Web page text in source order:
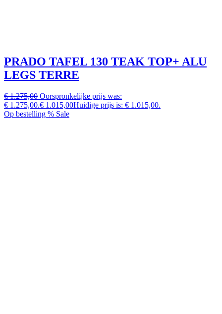
PRADO TAFEL 130 TEAK TOP+ ALU
LEGS TERRE
€ 1.275,00 Oorspronkelijke prijs was:
€ 1.275,00.€ 1.015,00Huidige prijs is: € 1.015,00.
Op bestelling % Sale